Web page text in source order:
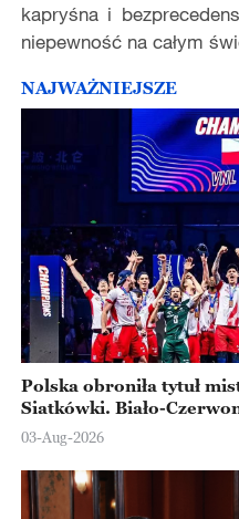
kapryśna i
niepewność na całym
NAJWAŻNIEJSZE
Polska obroniła tytuł
Siatkówki. Biało-
Ningbo
03-Aug-2026